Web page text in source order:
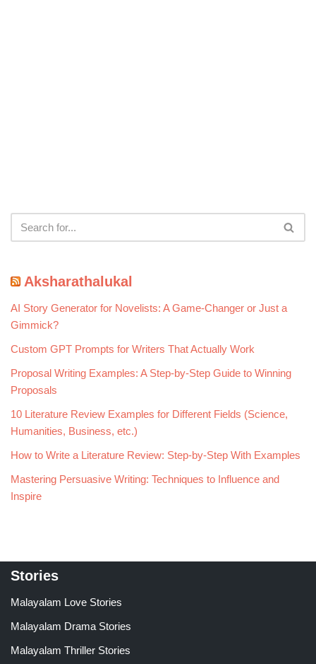
Aksharathalukal
AI Story Generator for Novelists: A Game-Changer or Just a
Gimmick?
Custom GPT Prompts for Writers That Actually Work
Proposal Writing Examples: A Step-by-Step Guide to Winning
Proposals
10 Literature Review Examples for Different Fields (Science,
Humanities, Business, etc.)
How to Write a Literature Review: Step-by-Step With Examples
Mastering Persuasive Writing: Techniques to Influence and
Inspire
Stories
Malayalam Love Stories
Malayalam Drama Stories
Malayalam Thriller Stories